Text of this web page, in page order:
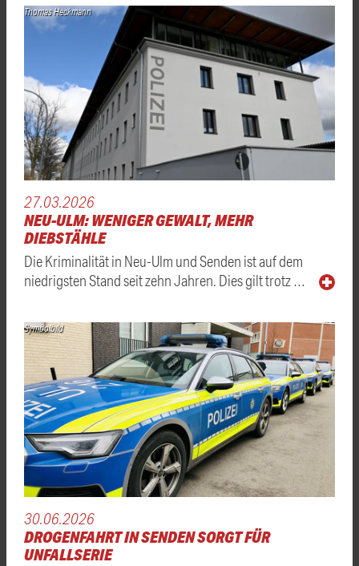
Thomas Heckmann
27.03.2026
NEU-ULM: WENIGER GEWALT, MEHR
DIEBSTÄHLE
Die Kriminalität in Neu-Ulm und Senden ist auf dem
niedrigsten Stand seit zehn Jahren. Dies gilt trotz …
Symbolbild
30.06.2026
DROGENFAHRT IN SENDEN SORGT FÜR
UNFALLSERIE